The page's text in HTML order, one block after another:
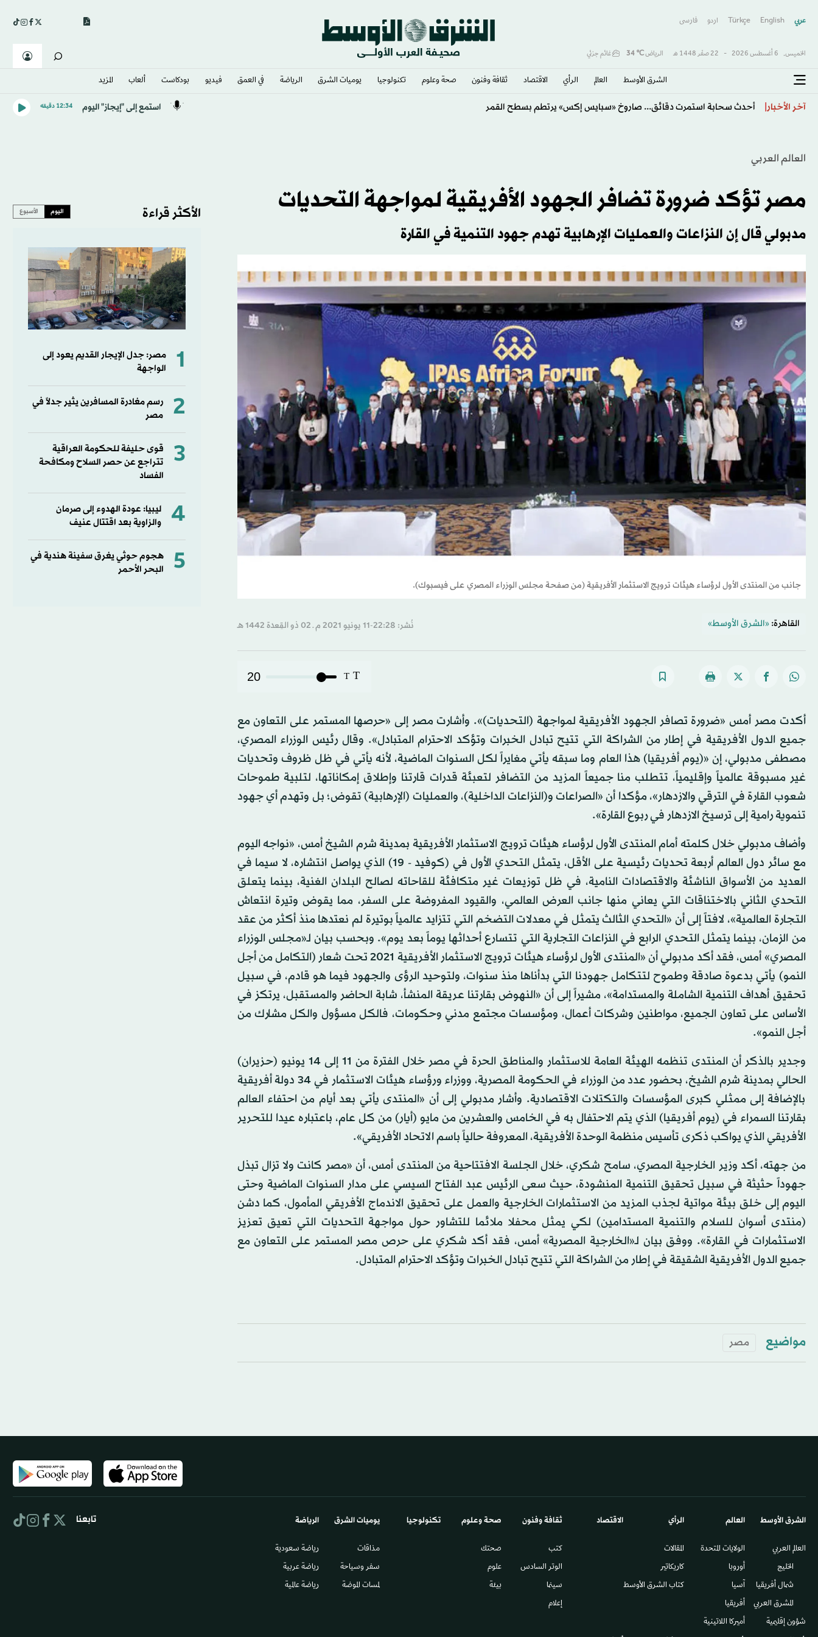
عربي English
Türkçe اردو فارسى
الخميس, 6 أغسطس 2026 - 22 صفَر 1448 هـ الرياض℃
34 غائم جزئي
الشرق الأوسط​ العالم الرأي الاقتصاد ثقافة وفنون صحة وعلوم تكنولوجيا يوميات الشرق​ الرياضة في العمق فيديو بودكاست ألعاب المزيد
آخر الأخبار «صفقة القرن» و«الملك المصري»… هكذا احتفت الصحافة التركية بانتقال محمد صلاح استمع إلى "إيجاز" اليوم 12:34 دقيقه
العالم العربي
مصر تؤكد ضرورة تضافر الجهود الأفريقية لمواجهة التحديات
مدبولي قال إن النزاعات والعمليات الإرهابية تهدم جهود التنمية في القارة
جانب من المنتدى الأول لرؤساء هيئات ترويج الاستثمار الأفريقية (من صفحة مجلس الوزراء المصري على فيسبوك).
القاهرة: «الشرق الأوسط» نُشر: 22:28-11 يونيو 2021 م ـ 02 ذو القِعدة 1442 هـ
T
T
20
أكدت مصر أمس «ضرورة تصافر الجهود الأفريقية لمواجهة (التحديات)». وأشارت مصر إلى «حرصها المستمر على التعاون مع
جميع الدول الأفريقية في إطار من الشراكة التي تتيح تبادل الخبرات وتؤكد الاحترام المتبادل». وقال رئيس الوزراء المصري،
مصطفى مدبولي، إن «(يوم أفريقيا) هذا العام وما سبقه يأتي مغايراً لكل السنوات الماضية، لأنه يأتي في ظل ظروف وتحديات
غير مسبوقة عالمياً وإقليمياً، تتطلب منا جميعاً المزيد من التضافر لتعبئة قدرات قارتنا وإطلاق إمكاناتها، لتلبية طموحات
شعوب القارة في الترقي والازدهار»، مؤكدا أن «الصراعات و(النزاعات الداخلية)، والعمليات (الإرهابية) تقوض؛ بل وتهدم أي جهود
تنموية رامية إلى ترسيخ الازدهار في ربوع القارة».
وأضاف مدبولي خلال كلمته أمام المنتدى الأول لرؤساء هيئات ترويج الاستثمار الأفريقية بمدينة شرم الشيخ أمس، «نواجه اليوم
مع سائر دول العالم أربعة تحديات رئيسية على الأقل، يتمثل التحدي الأول في (كوفيد - 19) الذي يواصل انتشاره، لا سيما في
العديد من الأسواق الناشئة والاقتصادات النامية، في ظل توزيعات غير متكافئة للقاحاته لصالح البلدان الغنية، بينما يتعلق
التحدي الثاني بالاختناقات التي يعاني منها جانب العرض العالمي، والقيود المفروضة على السفر، مما يقوض وتيرة انتعاش
التجارة العالمية»، لافتاً إلى أن «التحدي الثالث يتمثل في معدلات التضخم التي تتزايد عالمياً بوتيرة لم نعتدها منذ أكثر من عقد
من الزمان، بينما يتمثل التحدي الرابع في النزاعات التجارية التي تتسارع أحداثها يوماً بعد يوم». وبحسب بيان لـ«مجلس الوزراء
المصري» أمس، فقد أكد مدبولي أن «المنتدى الأول لرؤساء هيئات ترويج الاستثمار الأفريقية 2021 تحت شعار (التكامل من أجل
النمو) يأتي بدعوة صادقة وطموح لتتكامل جهودنا التي بدأناها منذ سنوات، ولتوحيد الرؤى والجهود فيما هو قادم، في سبيل
تحقيق أهداف التنمية الشاملة والمستدامة»، مشيراً إلى أن «النهوض بقارتنا عريقة المنشأ، شابة الحاضر والمستقبل، يرتكز في
الأساس على تعاون الجميع، مواطنين وشركات أعمال، ومؤسسات مجتمع مدني وحكومات، فالكل مسؤول والكل مشارك من
أجل النمو».
وجدير بالذكر أن المنتدى تنظمه الهيئة العامة للاستثمار والمناطق الحرة في مصر خلال الفترة من 11 إلى 14 يونيو (حزيران)
الحالي بمدينة شرم الشيخ، بحضور عدد من الوزراء في الحكومة المصرية، ووزراء ورؤساء هيئات الاستثمار في 34 دولة أفريقية
بالإضافة إلى ممثلي كبرى المؤسسات والتكتلات الاقتصادية. وأشار مدبولي إلى أن «المنتدى يأتي بعد أيام من احتفاء العالم
بقارتنا السمراء في (يوم أفريقيا) الذي يتم الاحتفال به في الخامس والعشرين من مايو (أيار) من كل عام، باعتباره عيدا للتحرير
الأفريقي الذي يواكب ذكرى تأسيس منظمة الوحدة الأفريقية، المعروفة حالياً باسم الاتحاد الأفريقي».
من جهته، أكد وزير الخارجية المصري، سامح شكري، خلال الجلسة الافتتاحية من المنتدى أمس، أن «مصر كانت ولا تزال تبذل
جهوداً حثيثة في سبيل تحقيق التنمية المنشودة، حيث سعى الرئيس عبد الفتاح السيسي على مدار السنوات الماضية وحتى
اليوم إلى خلق بيئة مواتية لجذب المزيد من الاستثمارات الخارجية والعمل على تحقيق الاندماج الأفريقي المأمول، كما دشن
(منتدى أسوان للسلام والتنمية المستدامين) لكي يمثل محفلا ملائما للتشاور حول مواجهة التحديات التي تعيق تعزيز
الاستثمارات في القارة». ووفق بيان لـ«الخارجية المصرية» أمس، فقد أكد شكري على حرص مصر المستمر على التعاون مع
جميع الدول الأفريقية الشقيقة في إطار من الشراكة التي تتيح تبادل الخبرات وتؤكد الاحترام المتبادل.
مواضيع مصر
الأكثر قراءة اليوم الأسبوع
1
مصر: جدل الإيجار القديم يعود إلى
الواجهة
2
رسم مغادرة المسافرين يثير جدلاً في
مصر
3
قوى حليفة للحكومة العراقية
تتراجع عن حصر السلاح ومكافحة
الفساد
4
ليبيا: عودة الهدوء إلى صرمان
والزاوية بعد اقتتال عنيف
5
هجوم حوثي يغرق سفينة هندية في
البحر الأحمر
الشرق الأوسط​
العالم العربي
الخليج
شمال أفريقيا
المشرق العربي
شؤون إقليمية
العالم
الولايات المتحدة
أوروبا
آسيا
أفريقيا
أميركا اللاتينية
الرأي
المقالات
كاريكاتير
كتاب الشرق الأوسط
الاقتصاد ثقافة وفنون
كتب
الوتر السادس​
سينما
إعلام
صحة وعلوم
صحتك
علوم
بيئة
تكنولوجيا يوميات الشرق​
مذاقات
سفر وسياحة
لمسات الموضة
الرياضة
رياضة سعودية
رياضة عربية
رياضة عالمية
تابعنا